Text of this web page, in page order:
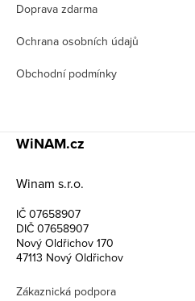
Doprava zdarma
Ochrana osobních údajů
Obchodní podmínky
WiNAM.cz
Winam s.r.o.
IČ 07658907
DIČ 07658907
Nový Oldřichov 170
47113 Nový Oldřichov
Zákaznická podpora